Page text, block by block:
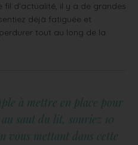
fil d’actualité, il y a de grandes
déjà fatiguée et
tout au long de la
à mettre en place pour
saut du lit, souriez 10
vous mettant dans cette